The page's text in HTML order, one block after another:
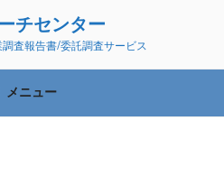
チセンター
査報告書/委託調査サービス
メニュー